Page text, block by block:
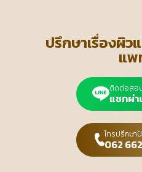
ปรึกษาเรื่องผิว
แ
ติดต่อสอ
แชทผ่า
โทรปรึกษ
062